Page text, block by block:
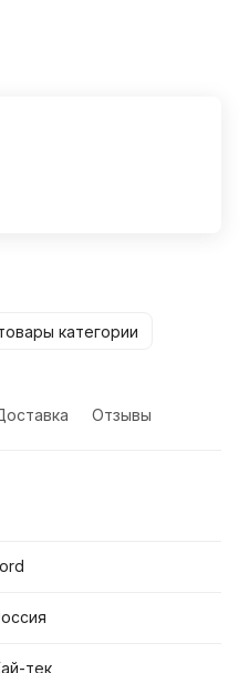
категории
Отзывы
тек